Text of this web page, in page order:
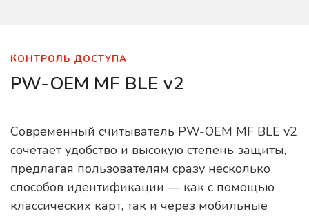
КОНТРОЛЬ ДОСТУПА
PW-OEM MF BLE v2
Современный считыватель PW-OEM MF BLE v2
сочетает удобство и высокую степень защиты,
предлагая пользователям сразу несколько
способов идентификации — как с помощью
классических карт, так и через мобильные